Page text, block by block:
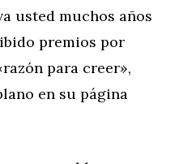
usted muchos años
premios por
para creer»,
en su página